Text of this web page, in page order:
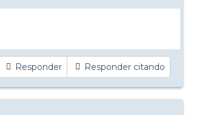
Responder Responder citando